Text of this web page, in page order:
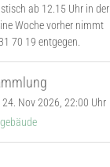
ab 12.15 Uhr in der
Woche vorher nimmt
70 19 entgegen.
24. Nov 2026, 22:00 Uhr